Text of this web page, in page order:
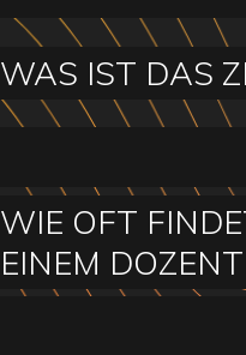
WAS IST DAS
WIE OFT
EINEM